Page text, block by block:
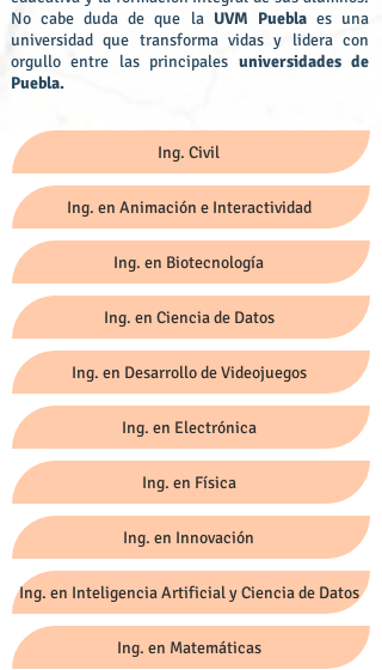
No cabe duda de que la UVM Pueblaes una
universidad que transforma vidas y lidera con
orgullo entre las principales universidades de
Puebla.
Ing. Civil
Ing. en Animación e Interactividad
Ing. en Biotecnología
Ing. en Ciencia de Datos
Ing. en Desarrollo de Videojuegos
Ing. en Electrónica
Ing. en Física
Ing. en Innovación
Ing. en Inteligencia Artificial y Ciencia de Datos
Ing. en Matemáticas